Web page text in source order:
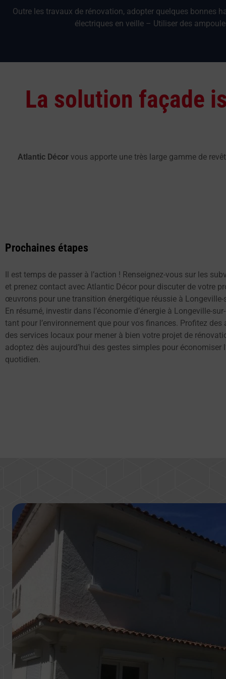
Outre les travaux de rénovation, adopter quelques bonnes
électriques en veille – Utiliser des
La solution façade
Atlantic Décorvous apporte une très large gamme de
Prochaines étapes
Il est temps de passer à l’action ! Renseignez-vous sur les
et prenez contact avec Atlantic Décor pour discuter de votre
œuvrons pour une transition énergétique réussie à Longeville-
En résumé, investir dans l’économie d’énergie à Longeville-
tant pour l’environnement que pour vos finances. Profitez des
des services locaux pour mener à bien votre projet de
adoptez dès aujourd’hui des gestes simples pour économiser
quotidien.